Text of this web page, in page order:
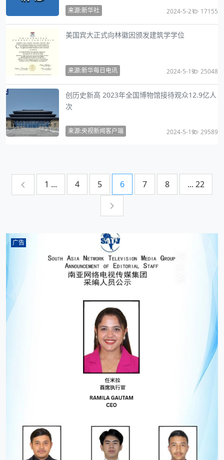
来源:新华社 2024-5-21 17155
美国宾大正式向林徽因颁发建筑学学位
来源:新华每日电讯 2024-5-19 25048
创历史新高 2023年全国博物馆接待观众12.9亿人
次
来源:央视新闻客户端 2024-5-19 29589
1 ... 4 5 6 7 8 ... 22
广告